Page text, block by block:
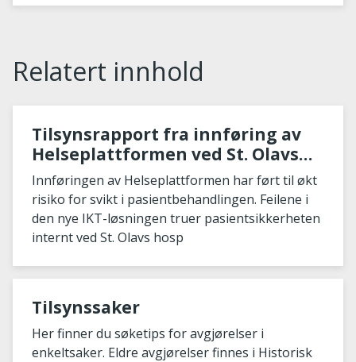
Relatert innhold
Tilsynsrapport fra innføring av
Helseplattformen ved St. Olavs
hospital
Innføringen av Helseplattformen har ført til økt
risiko for svikt i pasientbehandlingen. Feilene i
den nye IKT-løsningen truer pasientsikkerheten
internt ved St. Olavs hosp
Tilsynssaker
Her finner du søketips for avgjørelser i
enkeltsaker. Eldre avgjørelser finnes i Historisk